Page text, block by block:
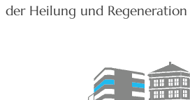
der Heilung und